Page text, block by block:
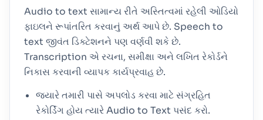
Audio to text સામાન્ય રીતે અસ્તિત્વમાં રહેલી ઓડિયો
ફાઇલને રૂપાંતરિત કરવાનું અર્થ આપે છે. Speech to
text જીવંત ડિક્ટેશનને પણ વર્ણવી શકે છે.
Transcription એ રચના, સમીક્ષા અને લખિત રેકોર્ડને
નિકાસ કરવાની વ્યાપક કાર્યપ્રવાહ છે.
જ્યારે તમારી પાસે અપલોડ કરવા માટે સંગ્રહિત
રેકોર્ડિંગ હોય ત્યારે Audio to Text પસંદ કરો.